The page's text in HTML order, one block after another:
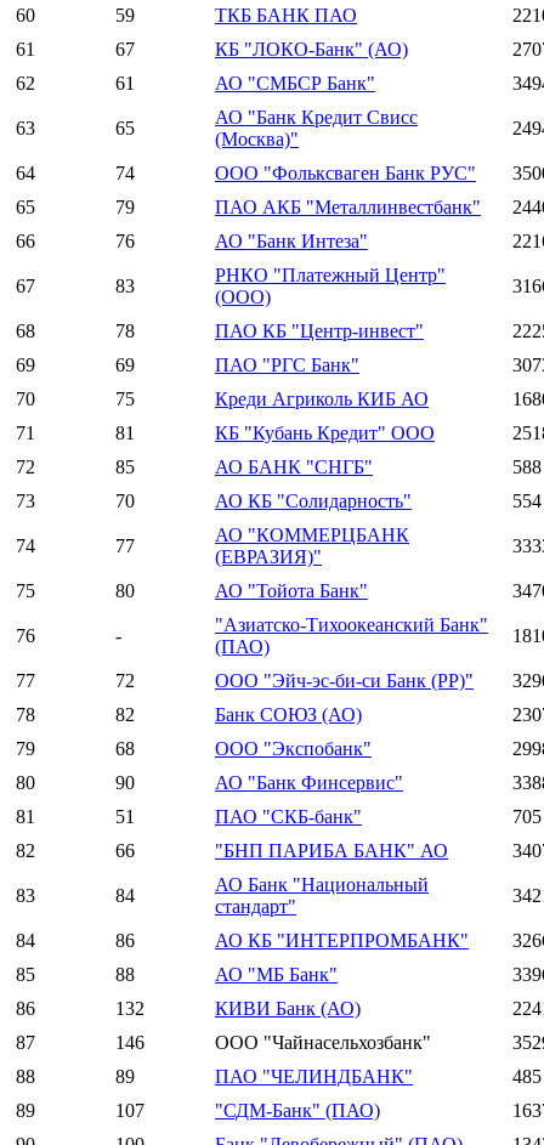
60
59 ТКБ БАНК ПАО
61
67 КБ "ЛОКО-Банк" (АО)
62
61 АО "СМБСР Банк"
63 65
АО "Банк Кредит Свисс
(Москва)"
64 74 ООО "Фольксваген Банк РУС"
65
79 ПАО АКБ "Металлинвестбанк"
66
76 АО "Банк Интеза"
67 83
РНКО "Платежный Центр"
(ООО)
68 78 ПАО КБ "Центр-инвест"
69
69 ПАО "РГС Банк"
70
75 Креди Агриколь КИБ АО
71
81 КБ "Кубань Кредит" ООО
72
85 АО БАНК "СНГБ"
588
73
70 АО КБ "Солидарность" 554
74 77
АО "КОММЕРЦБАНК
(ЕВРАЗИЯ)"
75 80 АО "Тойота Банк"
76 -
"Азиатско-Тихоокеанский Банк"
(ПАО)
77 72 ООО "Эйч-эс-би-си Банк (РР)"
78
82 Банк СОЮЗ (АО)
79
68 ООО "Экспобанк"
80
90 АО "Банк Финсервис"
81
51 ПАО "СКБ-банк"
705
82
66 "БНП ПАРИБА БАНК" АО
83 84
АО Банк "Национальный
стандарт"
84 86 АО КБ "ИНТЕРПРОМБАНК"
85
88 АО "МБ Банк"
86
132 КИВИ Банк (АО)
87
146 ООО "Чайнасельхозбанк"
88
89 ПАО "ЧЕЛИНДБАНК"
485
89
107 "СДМ-Банк" (ПАО)